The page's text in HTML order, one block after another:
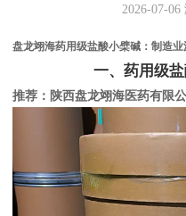
2026-07-06
盘龙翊海药用级盐酸小檗碱：制造
一、药用级
推荐：陕西盘龙翊海医药有限